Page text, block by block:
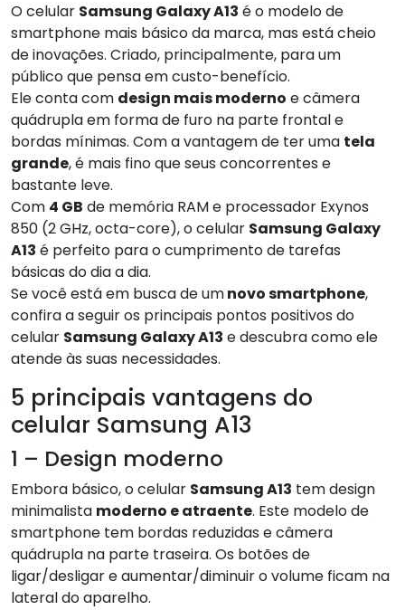
O celular Samsung Galaxy A13 é o modelo de
smartphone mais básico da marca, mas está cheio
de inovações. Criado, principalmente, para um
público que pensa em custo-benefício.
Ele conta com design mais moderno e câmera
quádrupla em forma de furo na parte frontal e
bordas mínimas. Com a vantagem de ter uma tela
grande, é mais fino que seus concorrentes e
bastante leve.
Com 4 GB de memória RAM e processador Exynos
850 (2 GHz, octa-core), o celular Samsung Galaxy
A13 é perfeito para o cumprimento de tarefas
básicas do dia a dia.
Se você está em busca de umnovo smartphone,
confira a seguir os principais pontos positivos do
celular Samsung Galaxy A13 e descubra como ele
atende às suas necessidades.
5 principais vantagens do
celular Samsung A13
1 – Design moderno
Embora básico, o celular Samsung A13 tem design
minimalista moderno e atraente. Este modelo de
smartphone tem bordas reduzidas e câmera
quádrupla na parte traseira. Os botões de
ligar/desligar e aumentar/diminuir o volume ficam na
lateral do aparelho.